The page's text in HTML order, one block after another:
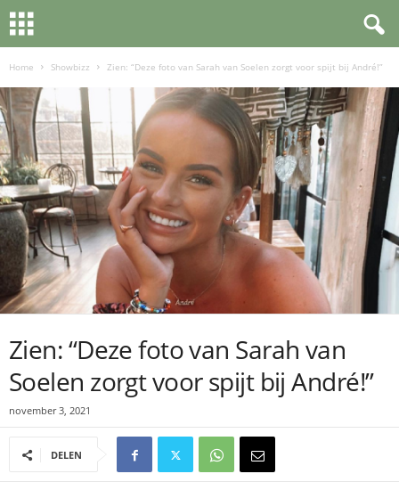
Home Showbizz Zien: “Deze foto van Sarah van Soelen zorgt voor spijt bij André!”
Zien: “Deze foto van Sarah van
Soelen zorgt voor spijt bij André!”
november 3, 2021
DELEN